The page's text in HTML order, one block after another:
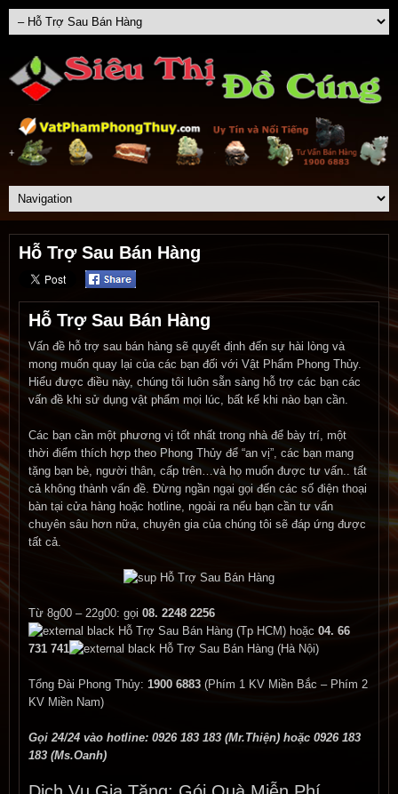
Hỗ Trợ Sau Bán Hàng
Hỗ Trợ Sau Bán Hàng
Vấn đề hỗ trợ sau bán hàng sẽ quyết định đến sự hài lòng và
mong muốn quay lại của các bạn đối với Vật Phẩm Phong Thủy.
Hiểu được điều này, chúng tôi luôn sẵn sàng hỗ trợ các bạn các
vấn đề khi sử dụng vật phẩm mọi lúc, bất kể khi nào bạn cần.
Các bạn cần một phương vị tốt nhất trong nhà để bày trí, một
thời điểm thích hợp theo Phong Thủy để “an vị”, các bạn mang
tặng bạn bè, người thân, cấp trên…và họ muốn được tư vấn.. tất
cả không thành vấn đề. Đừng ngần ngại gọi đến các số điện thoại
bàn tại cửa hàng hoặc hotline, ngoài ra nếu bạn cần tư vấn
chuyên sâu hơn nữa, chuyên gia của chúng tôi sẽ đáp ứng được
tất cả.
Từ 8g00 – 22g00: gọi 08. 2248 2256
(Tp HCM) hoặc 04. 66
731 741
(Hà Nội)
Tổng Đài Phong Thủy: 1900 6883 (Phím 1 KV Miền Bắc – Phím 2
KV Miền Nam)
Gọi 24/24 vào hotline: 0926 183 183 (Mr.Thiện) hoặc 0926 183
183 (Ms.Oanh)